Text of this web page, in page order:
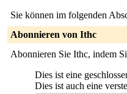
Sie können im folgenden
Abonnieren von Ithc
Abonnieren Sie Ithc, indem
Dies ist eine
Dies ist auch eine